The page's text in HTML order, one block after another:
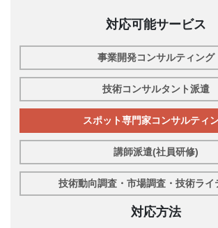
対応可能サービス
事業開発コンサルティング
技術コンサルタント派遣
スポット専門家コンサルティ
講師派遣(社員研修)
技術動向調査・市場調査・技術ライ
対応方法